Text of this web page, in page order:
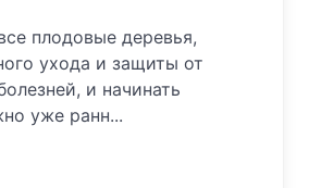
плодовые деревья,
ухода и защиты от
и начинать
уже ранн...